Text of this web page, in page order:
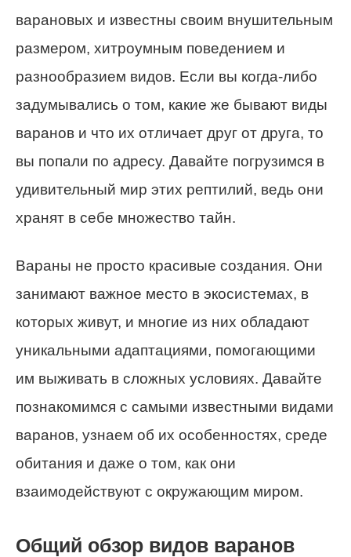
варановых и известны своим внушительным
размером, хитроумным поведением и
разнообразием видов. Если вы когда-либо
задумывались о том, какие же бывают виды
варанов и что их отличает друг от друга, то
вы попали по адресу. Давайте погрузимся в
удивительный мир этих рептилий, ведь они
хранят в себе множество тайн.
Вараны не просто красивые создания. Они
занимают важное место в экосистемах, в
которых живут, и многие из них обладают
уникальными адаптациями, помогающими
им выживать в сложных условиях. Давайте
познакомимся с самыми известными видами
варанов, узнаем об их особенностях, среде
обитания и даже о том, как они
взаимодействуют с окружающим миром.
Общий обзор видов варанов